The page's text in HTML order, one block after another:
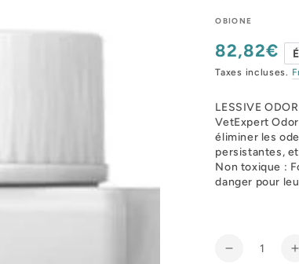
OBIONE
Prix
normal
82,82€
Taxes incluses.
LESSIVE
VetExpert
éliminer les
persistantes,
Non toxique :
danger pour
Réduire